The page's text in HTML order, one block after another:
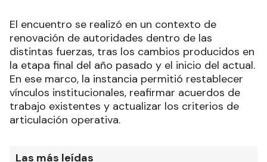
El encuentro se realizó en un contexto de
renovación de autoridades dentro de las
distintas fuerzas, tras los cambios producidos en
la etapa final del año pasado y el inicio del actual.
En ese marco, la instancia permitió restablecer
vínculos institucionales, reafirmar acuerdos de
trabajo existentes y actualizar los criterios de
articulación operativa.
Las más leídas